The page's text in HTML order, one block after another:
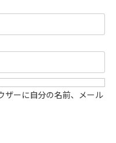
ザーに自分の名前、メール